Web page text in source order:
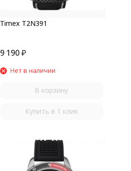
Timex T2N391
9 190 ₽
Нет в наличии
В корзину
Купить в 1 клик